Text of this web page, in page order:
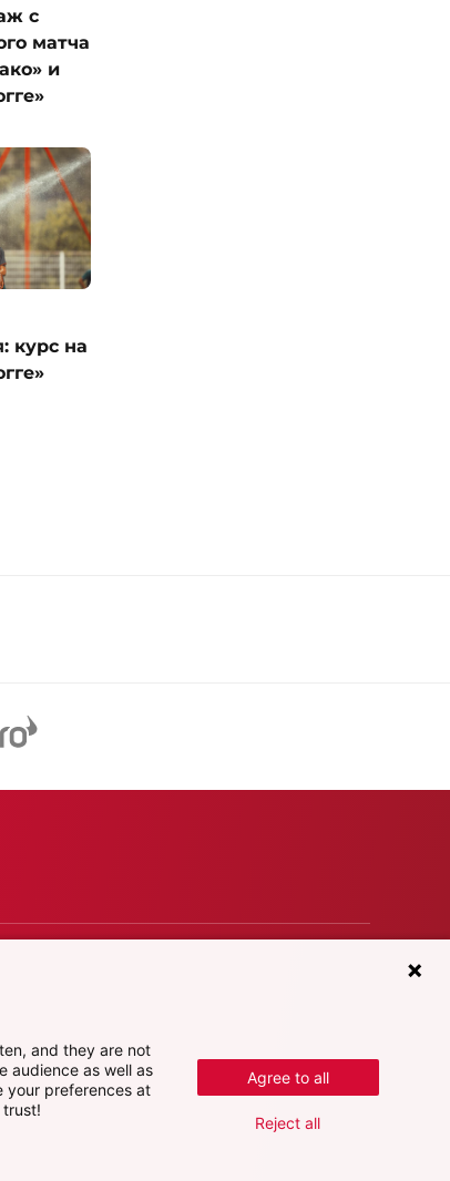
с
матча
и
курс на
and they are not
audience as well as
your preferences at
Agree to all
Reject all